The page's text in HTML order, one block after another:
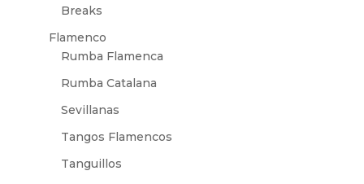
Breaks
Flamenco
Rumba Flamenca
Rumba Catalana
Sevillanas
Tangos Flamencos
Tanguillos